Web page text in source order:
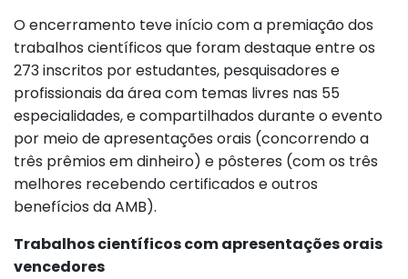
O encerramento teve início com a premiação dos
trabalhos científicos que foram destaque entre os
273 inscritos por estudantes, pesquisadores e
profissionais da área com temas livres nas 55
especialidades, e compartilhados durante o evento
por meio de apresentações orais (concorrendo a
três prêmios em dinheiro) e pôsteres (com os três
melhores recebendo certificados e outros
benefícios da AMB).
Trabalhos científicos com apresentações orais
vencedores